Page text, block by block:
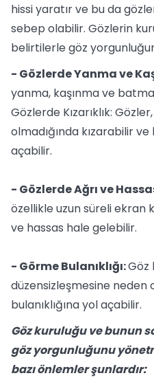
hissi yaratır ve bu da
sebep olabilir. Gözlerin
belirtilerle göz
- Gözlerde Yanma ve
yanma, kaşınma ve
Gözlerde Kızarıklık:
olmadığında kızarabilir
açabilir.
- Gözlerde Ağrı ve
özellikle uzun süreli ekran
ve hassas hale gelebilir.
- Görme Bulanıklığı:Göz
düzensizleşmesine
bulanıklığına yol açabilir.
Göz kuruluğu ve bunun
göz yorgunluğunu
bazı önlemler şunlardır: